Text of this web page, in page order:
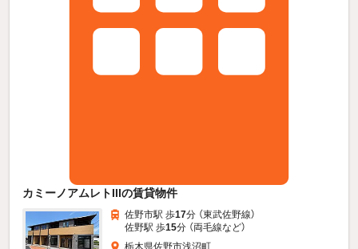
カミーノアムレトIIIの賃貸物件
佐野市駅 歩17分 （東武佐野線）
佐野駅 歩15分 （両毛線など）
栃木県佐野市浅沼町